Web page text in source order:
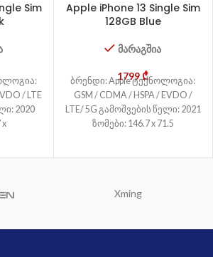
Sim
/ LTE
2020
x
Apple iPhone 13 Single Sim
128GB Blue
მარაგშია
1799₾
ბრენდი: Apple ტექნოლოგია:
GSM / CDMA / HSPA / EVDO /
LTE/ 5G გამოშვების წელი: 2021
ზომები: 146.7 x 71.5
Xming